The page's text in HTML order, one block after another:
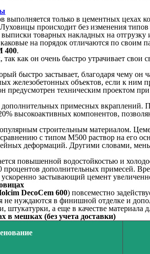
выполняется только в цементных цехах
происходит без изменения
выписки товарных накладных на
на порядок отличаются по своим
400.
как он очень быстро утрачивает свои
быстро застывает, благодаря чему
железобетонных объектов, если к ним
предусмотрен техническим проектом
примесных вкраплений.
высокоактивных компонентов,
строительным материалом.
с типом М500 раствор на его
деформаций. Другими словами,
повышенной водостойкостью и
дополнительных примесей.
застывающий цемент
DecoCem 600) повсеместно
не нуждаются в финишной отделке и
штукатурки, а еще в качестве
в мешках (без учета доставки)